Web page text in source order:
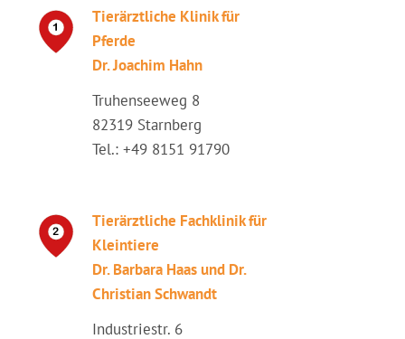
Tierärztliche Klinik für
Pferde
Dr. Joachim Hahn
Truhenseeweg 8
82319 Starnberg
Tel.: +49 8151 91790
Tierärztliche Fachklinik für
Kleintiere
Dr. Barbara Haas und Dr.
Christian Schwandt
Industriestr. 6